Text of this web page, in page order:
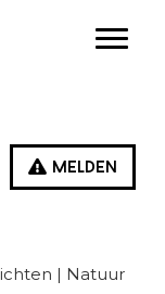
Melden
| Natuur